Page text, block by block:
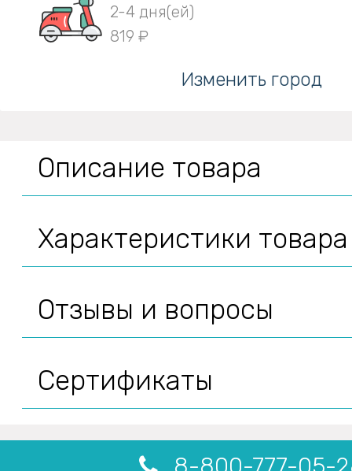
2-4 дня(ей)
819 ₽
Изменить город
Описание товара
Характеристики товара
Отзывы и вопросы
Сертификаты